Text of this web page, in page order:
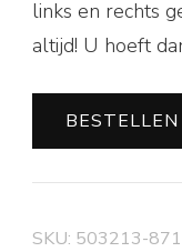
links en rechts
altijd! U hoeft
BESTELLEN
SKU: 503213-